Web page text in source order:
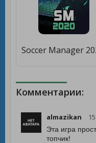
Комментарии:
almazikan
Эта игра
топчик!